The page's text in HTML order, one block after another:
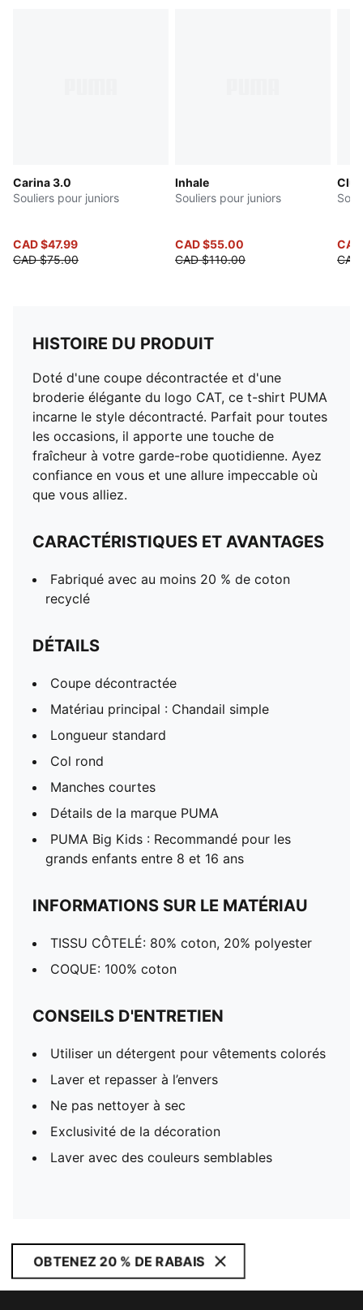
Carina 3.0
Souliers pour juniors
CAD $47.99
CAD $75.00
Inhale
Souliers pour juniors
CAD $55.00
CAD $110.00
HISTOIRE DU PRODUIT
Doté d'une coupe décontractée et d'une
broderie élégante du logo CAT, ce t-shirt PUMA
incarne le style décontracté. Parfait pour toutes
les occasions, il apporte une touche de
fraîcheur à votre garde-robe quotidienne. Ayez
confiance en vous et une allure impeccable où
que vous alliez.
CARACTÉRISTIQUES ET AVANTAGES
Fabriqué avec au moins 20 % de coton
recyclé
DÉTAILS
Coupe décontractée
Matériau principal : Chandail simple
Longueur standard
Col rond
Manches courtes
Détails de la marque PUMA
PUMA Big Kids : Recommandé pour les
grands enfants entre 8 et 16 ans
INFORMATIONS SUR LE MATÉRIAU
TISSU CÔTELÉ: 80% coton, 20% polyester
COQUE: 100% coton
CONSEILS D'ENTRETIEN
Utiliser un détergent pour vêtements colorés
Laver et repasser à l’envers
Ne pas nettoyer à sec
Exclusivité de la décoration
Laver avec des couleurs semblables
OBTENEZ 20 % DE RABAIS